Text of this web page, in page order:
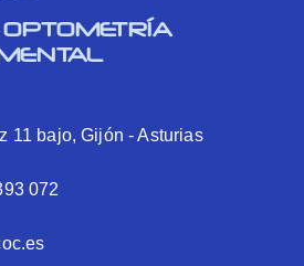
11 bajo, Gijón - Asturias
072